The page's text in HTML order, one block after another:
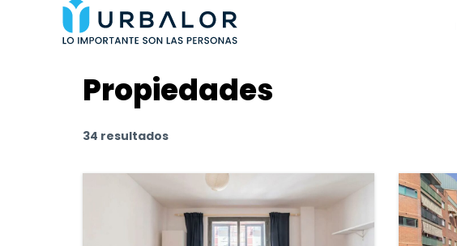
Propiedades
34 resultados